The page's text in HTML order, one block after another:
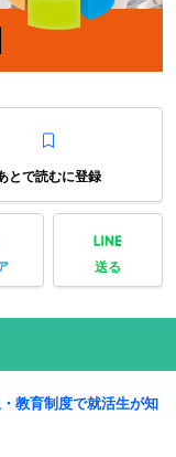
とで読むに登録
送る
教育制度で就活生が知